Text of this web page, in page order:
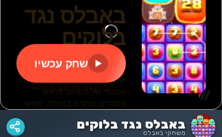
באבלס נגד בלוקים
משחקי באבלס